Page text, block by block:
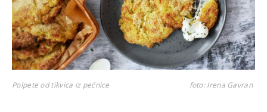
Polpete od tikvica iz pećnice foto: Irena Gavran